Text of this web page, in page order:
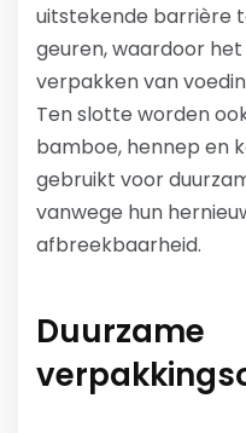
uitstekende barrière
geuren, waardoor
verpakken van
Ten slotte worden
bamboe, hennep en
gebruikt voor
vanwege hun
afbreekbaarheid.
Duurzame